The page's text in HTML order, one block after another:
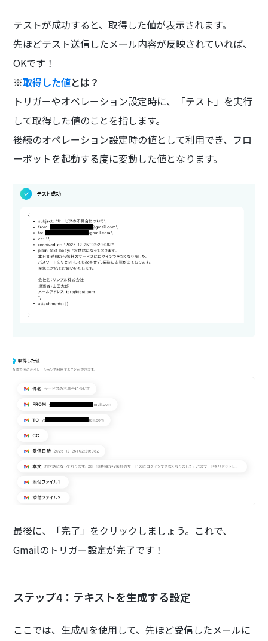
テストが成功すると、取得した値が表示されます。
先ほどテスト送信したメール内容が反映されていれば、
OKです！
※取得した値とは？
トリガーやオペレーション設定時に、「テスト」を実行
して取得した値のことを指します。
後続のオペレーション設定時の値として利用でき、フロ
ーボットを起動する度に変動した値となります。
最後に、「完了」をクリックしましょう。これで、
Gmailのトリガー設定が完了です！
ステップ4：テキストを生成する設定
ここでは、生成AIを使用して、先ほど受信したメールに